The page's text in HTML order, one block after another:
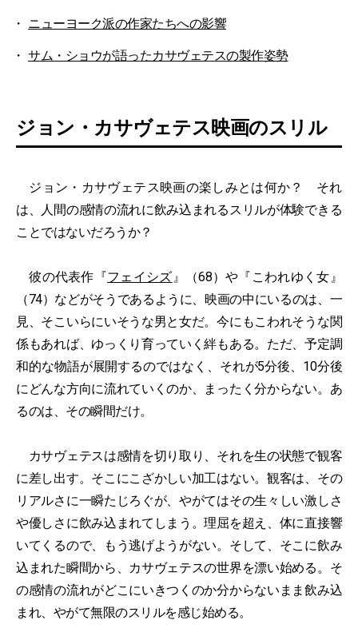
ニューヨーク派の作家たちへの影響
サム・ショウが語ったカサヴェテスの製作姿勢
ジョン・カサヴェテス映画のスリル
ジョン・カサヴェテス映画の楽しみとは何か？ それ
は、人間の感情の流れに飲み込まれるスリルが体験できる
ことではないだろうか？
彼の代表作『フェイシズ』（68）や『こわれゆく女』
（74）などがそうであるように、映画の中にいるのは、一
見、そこいらにいそうな男と女だ。今にもこわれそうな関
係もあれば、ゆっくり育っていく絆もある。ただ、予定調
和的な物語が展開するのではなく、それが5分後、10分後
にどんな方向に流れていくのか、まったく分からない。あ
るのは、その瞬間だけ。
カサヴェテスは感情を切り取り、それを生の状態で観客
に差し出す。そこにこざかしい加工はない。観客は、その
リアルさに一瞬たじろぐが、やがてはその生々しい激しさ
や優しさに飲み込まれてしまう。理屈を超え、体に直接響
いてくるので、もう逃げようがない。そして、そこに飲み
込まれた瞬間から、カサヴェテスの世界を漂い始める。そ
の感情の流れがどこにいきつくのか分からないまま飲み込
まれ、やがて無限のスリルを感じ始める。